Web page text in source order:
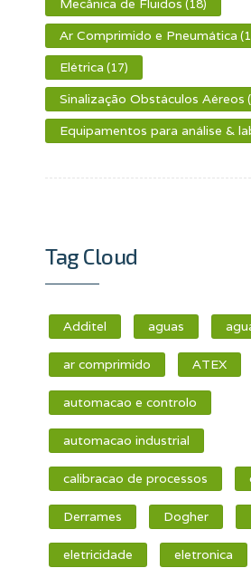
Mecânica de Fluidos (18)
Ar Comprimido e Pneumática
Elétrica (17)
Sinalização Obstáculos Aéreos
Equipamentos para análise &
Tag Cloud
Additel aguas
ar comprimido ATEX
automacao e controlo
automacao industrial
calibracao de processos
Derrames Dogher
eletricidade eletronica